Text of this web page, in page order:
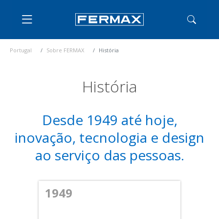
Portugal Sobre FERMAX História
História
Desde 1949 até hoje,
inovação, tecnologia e design
ao serviço das pessoas.
1949